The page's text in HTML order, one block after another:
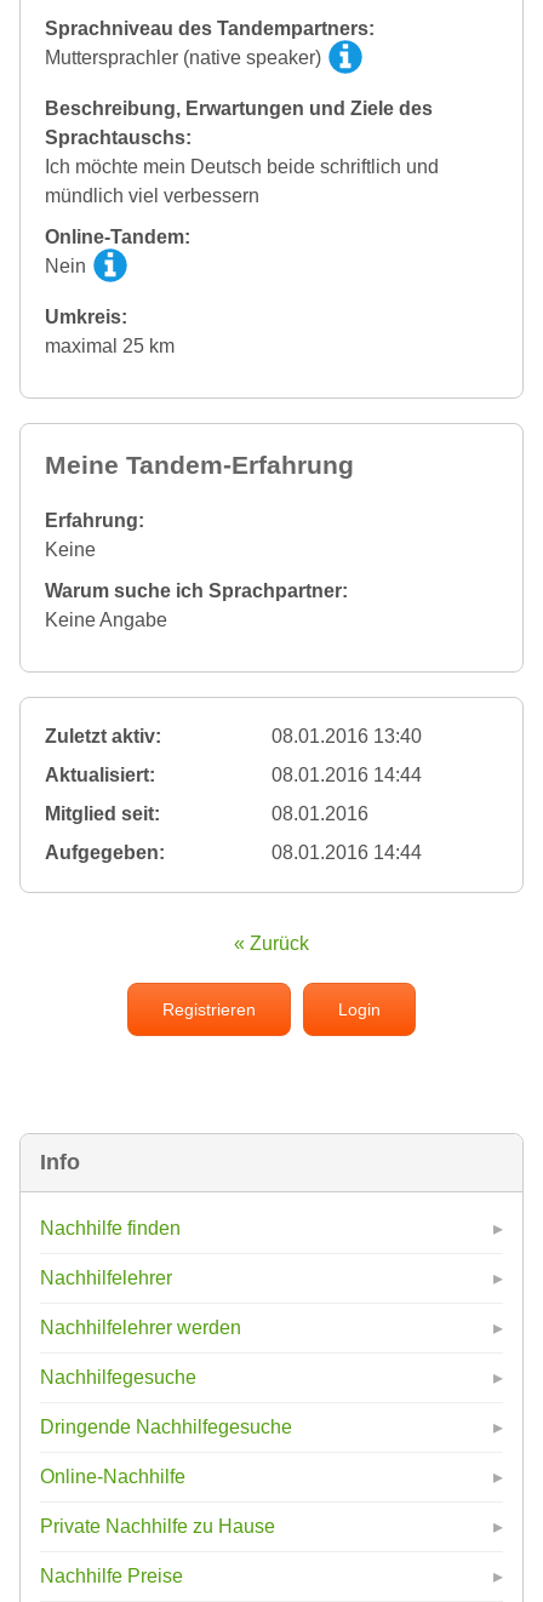
Info
Nachhilfe finden
Nachhilfelehrer
Nachhilfelehrer werden
Nachhilfegesuche
Dringende Nachhilfegesuche
Online-Nachhilfe
Private Nachhilfe zu Hause
Nachhilfe Preise
Sprachniveau des Tandempartners:
Muttersprachler (native speaker)
Beschreibung, Erwartungen und Ziele des
Sprachtauschs:
Ich möchte mein Deutsch beide schriftlich und
mündlich viel verbessern
Online-Tandem:
Nein
Umkreis:
maximal 25 km
Meine Tandem-Erfahrung
Erfahrung:
Keine
Warum suche ich Sprachpartner:
Keine Angabe
Zuletzt aktiv:
08.01.2016 13:40
Aktualisiert:
08.01.2016 14:44
Mitglied seit:
08.01.2016
Aufgegeben:
08.01.2016 14:44
« Zurück
Registrieren Login